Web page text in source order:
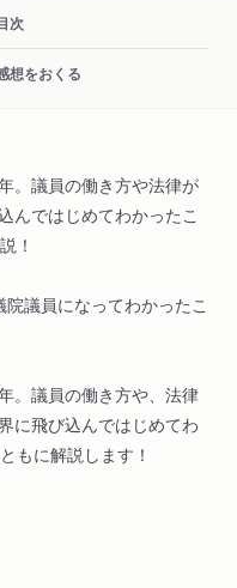
次
想をおくる
。議員の働き方や法律が
んではじめてわかったこ
！
議員になってわかったこ
。議員の働き方や、法律
に飛び込んではじめてわ
もに解説します！